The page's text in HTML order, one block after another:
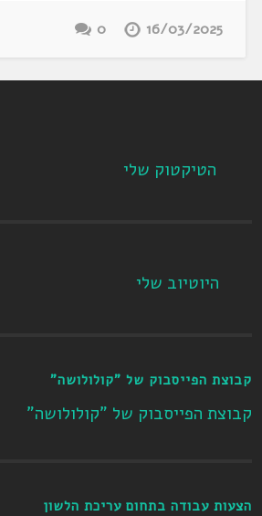
16/03/2025
0
הטיקטוק שלי
היוטיוב שלי
קבוצת הפייסבוק של "קולולושה"
קבוצת הפייסבוק של "קולולושה"
הצעות עבודה בתחום עריכת הלשון